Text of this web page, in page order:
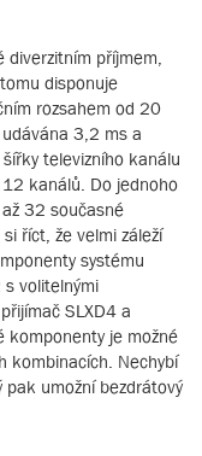
diverzitním příjmem,
disponuje
rozsahem od 20
3,2 ms a
televizního kanálu
kanálů. Do jednoho
32 současné
říct, že velmi záleží
systému
s volitelnými
SLXD4 a
komponenty je možné
kombinacích. Nechybí
umožní bezdrátový